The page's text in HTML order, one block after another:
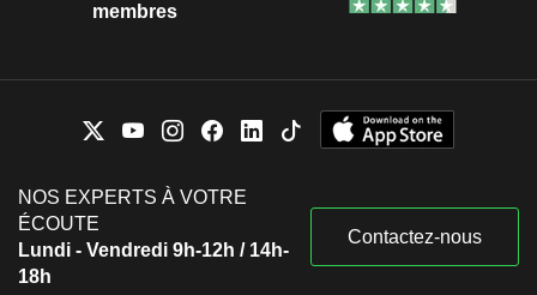
membres
NOS EXPERTS À VOTRE
ÉCOUTE
Lundi - Vendredi 9h-12h / 14h-
18h
Contactez-nous